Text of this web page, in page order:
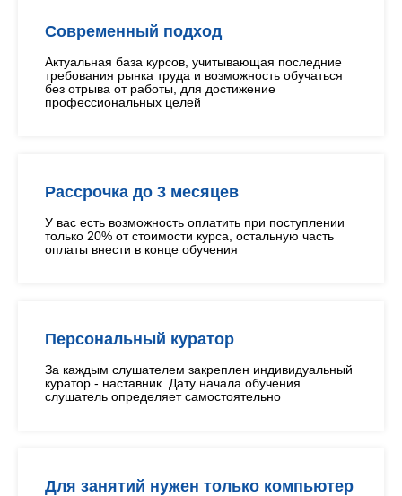
Современный подход
Актуальная база курсов, учитывающая последние
требования рынка труда и возможность обучаться
без отрыва от работы, для достижение
профессиональных целей
Рассрочка до 3 месяцев
У вас есть возможность оплатить при поступлении
только 20% от стоимости курса, остальную часть
оплаты внести в конце обучения
Персональный куратор
За каждым слушателем закреплен индивидуальный
куратор - наставник. Дату начала обучения
слушатель определяет самостоятельно
Для занятий нужен только компьютер